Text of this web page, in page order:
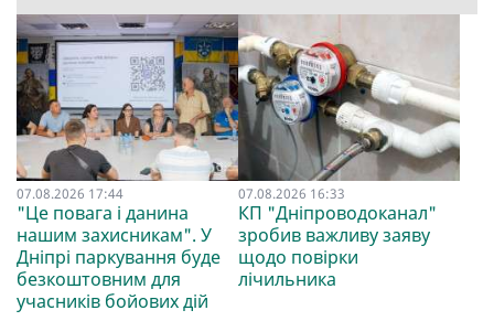
07.08.2026 17:44
"Це повага і данина
нашим захисникам". У
Дніпрі паркування буде
безкоштовним для
учасників бойових дій
07.08.2026 16:33
КП "Дніпроводоканал"
зробив важливу заяву
щодо повірки
лічильника